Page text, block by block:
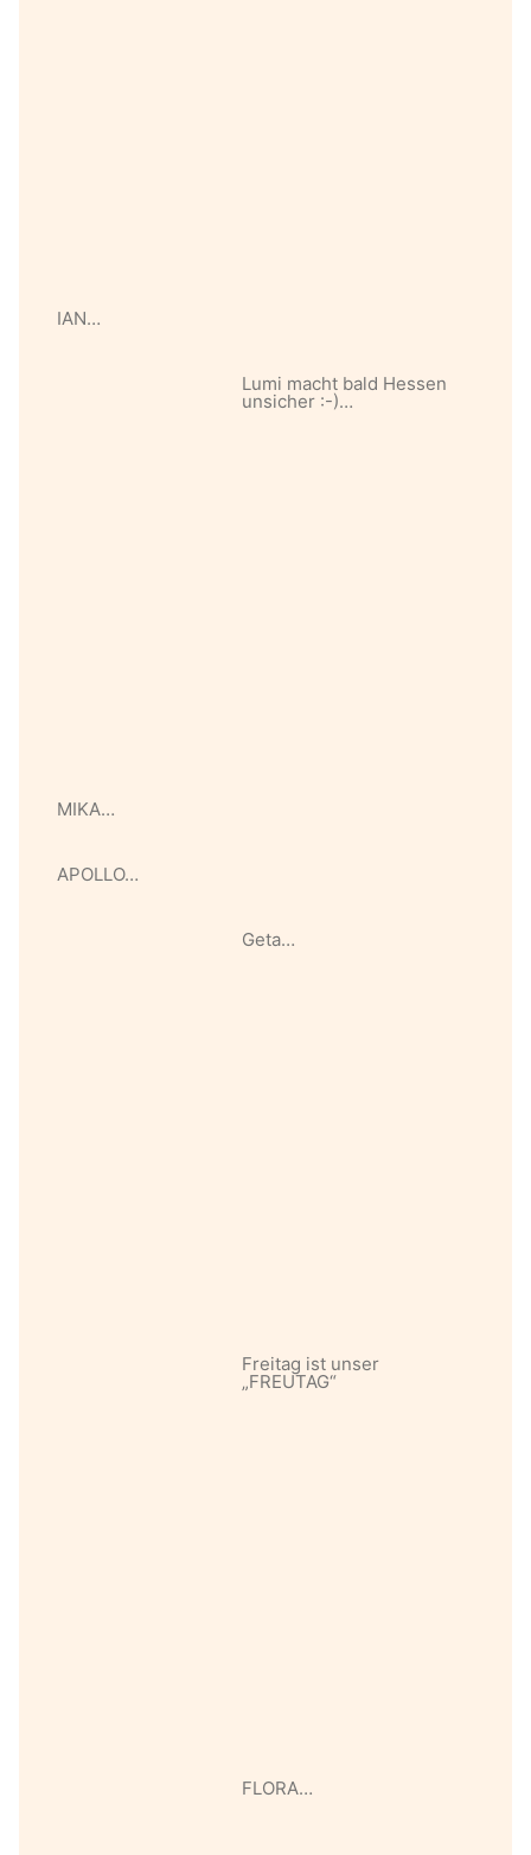
IAN…
Lumi macht bald Hessen
unsicher :-)…
MIKA…
APOLLO…
Geta…
Freitag ist unser
„FREUTAG“
FLORA…